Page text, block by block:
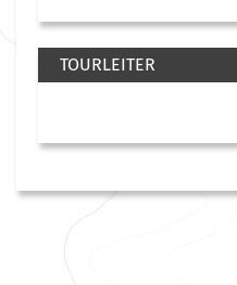
TOURLEITER